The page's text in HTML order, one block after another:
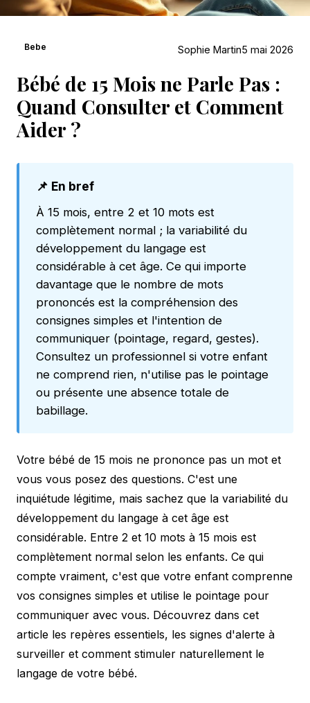
Bebe Sophie Martin5 mai 2026
Bébé de 15 Mois ne Parle Pas :
Quand Consulter et Comment
Aider ?
📌 En bref
À 15 mois, entre 2 et 10 mots est
complètement normal ; la variabilité du
développement du langage est
considérable à cet âge. Ce qui importe
davantage que le nombre de mots
prononcés est la compréhension des
consignes simples et l'intention de
communiquer (pointage, regard, gestes).
Consultez un professionnel si votre enfant
ne comprend rien, n'utilise pas le pointage
ou présente une absence totale de
babillage.
Votre bébé de 15 mois ne prononce pas un mot et
vous vous posez des questions. C'est une
inquiétude légitime, mais sachez que la variabilité du
développement du langage à cet âge est
considérable. Entre 2 et 10 mots à 15 mois est
complètement normal selon les enfants. Ce qui
compte vraiment, c'est que votre enfant comprenne
vos consignes simples et utilise le pointage pour
communiquer avec vous. Découvrez dans cet
article les repères essentiels, les signes d'alerte à
surveiller et comment stimuler naturellement le
langage de votre bébé.